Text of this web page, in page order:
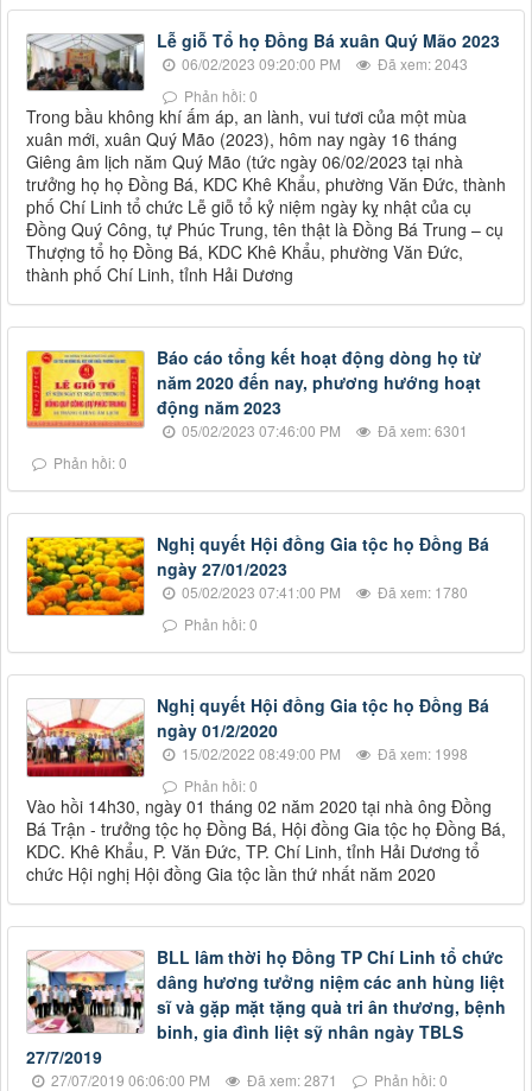
Lễ giỗ Tổ họ Đồng Bá xuân Quý Mão 2023
06/02/2023 09:20:00 PM
Đã xem: 2043
Phản hồi: 0
Trong bầu không khí ấm áp, an lành, vui tươi của một mùa
xuân mới, xuân Quý Mão (2023), hôm nay ngày 16 tháng
Giêng âm lịch năm Quý Mão (tức ngày 06/02/2023 tại nhà
trưởng họ họ Đồng Bá, KDC Khê Khẩu, phường Văn Đức, thành
phố Chí Linh tổ chức Lễ giỗ tổ kỷ niệm ngày kỵ nhật của cụ
Đồng Quý Công, tự Phúc Trung, tên thật là Đồng Bá Trung – cụ
Thượng tổ họ Đồng Bá, KDC Khê Khẩu, phường Văn Đức,
thành phố Chí Linh, tỉnh Hải Dương
Báo cáo tổng kết hoạt động dòng họ từ
năm 2020 đến nay, phương hướng hoạt
động năm 2023
05/02/2023 07:46:00 PM
Đã xem: 6301
Phản hồi: 0
Nghị quyết Hội đồng Gia tộc họ Đồng Bá
ngày 27/01/2023
05/02/2023 07:41:00 PM
Đã xem: 1780
Phản hồi: 0
Nghị quyết Hội đồng Gia tộc họ Đồng Bá
ngày 01/2/2020
15/02/2022 08:49:00 PM
Đã xem: 1998
Phản hồi: 0
Vào hồi 14h30, ngày 01 tháng 02 năm 2020 tại nhà ông Đồng
Bá Trận - trưởng tộc họ Đồng Bá, Hội đồng Gia tộc họ Đồng Bá,
KDC. Khê Khẩu, P. Văn Đức, TP. Chí Linh, tỉnh Hải Dương tổ
chức Hội nghị Hội đồng Gia tộc lần thứ nhất năm 2020
BLL lâm thời họ Đồng TP Chí Linh tổ chức
dâng hương tưởng niệm các anh hùng liệt
sĩ và gặp mặt tặng quà tri ân thương, bệnh
binh, gia đình liệt sỹ nhân ngày TBLS
27/7/2019
27/07/2019 06:06:00 PM Đã xem: 2871 Phản hồi: 0